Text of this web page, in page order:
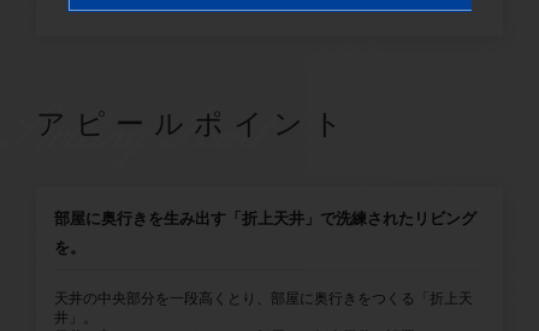
8号棟
17号棟 18号棟
アピールポイント
部屋に奥行きを生み出す「折上天井」で洗練されたリビング
を。
天井の中央部分を一段高くとり、部屋に奥行きをつくる「折上天
井」。